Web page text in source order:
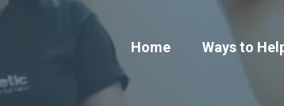
Home Ways to